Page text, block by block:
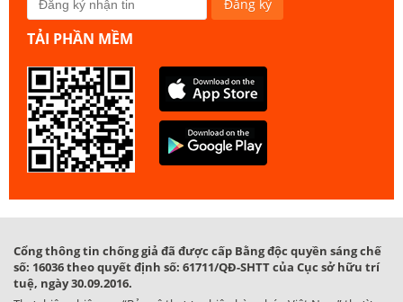
TẢI PHẦN MỀM
Cổng thông tin chống giả đã được cấp Bằng độc quyền sáng chế
số: 16036 theo quyết định số: 61711/QĐ-SHTT của Cục sở hữu trí
tuệ, ngày 30.09.2016.